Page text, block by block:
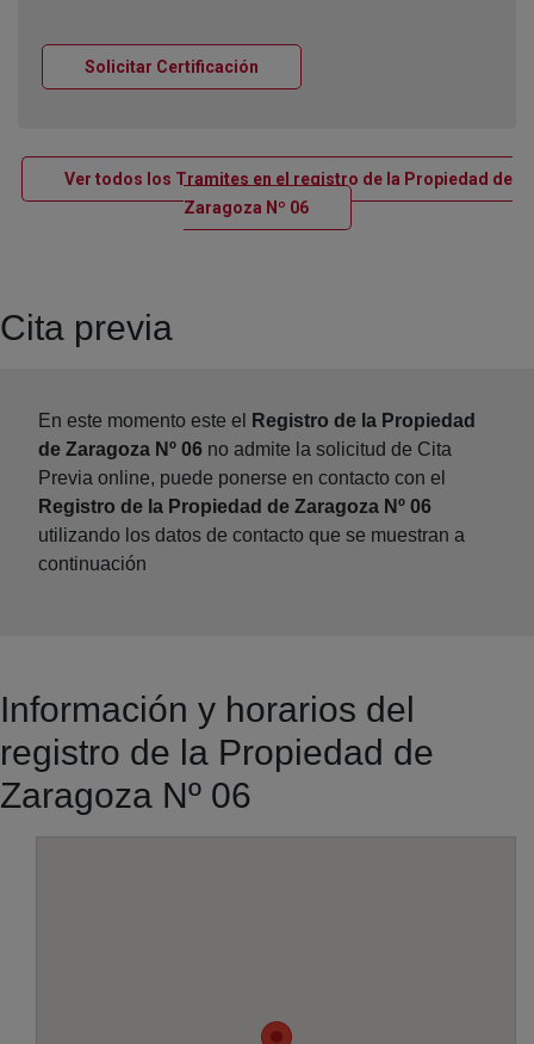
Solicitar Certificación
Ver todos los Tramites en el registro de la Propiedad de
Zaragoza Nº 06Ventana nueva
Cita previa
En este momento este el
Registro de la Propiedad
de Zaragoza Nº 06 no admite la solicitud de Cita
Previa online, puede ponerse en contacto con el
Registro de la Propiedad de Zaragoza Nº 06
utilizando los datos de contacto que se muestran a
continuación
Información y horarios del
registro de la Propiedad de
Zaragoza Nº 06